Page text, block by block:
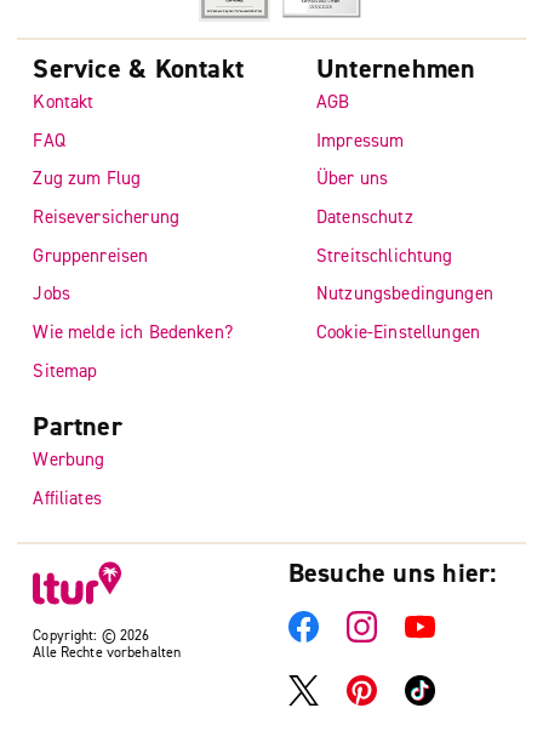
Copyright: © 2026
Alle Rechte vorbehalten
Service & Kontakt
Kontakt
FAQ
Zug zum Flug
Reiseversicherung
Gruppenreisen
Jobs
Wie melde ich Bedenken?
Sitemap
Unternehmen
AGB
Impressum
Über uns
Datenschutz
Streitschlichtung
Nutzungsbedingungen
Cookie-Einstellungen
Partner
Werbung
Affiliates
Besuche uns hier: